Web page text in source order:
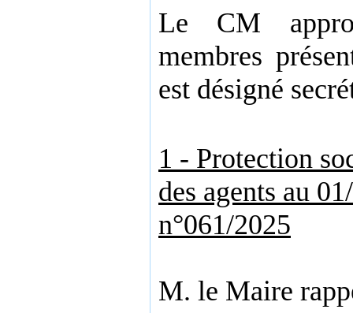
Le CM
membres
est désigné
1 - Protection
des agents au
n°061/2025
M. le Maire